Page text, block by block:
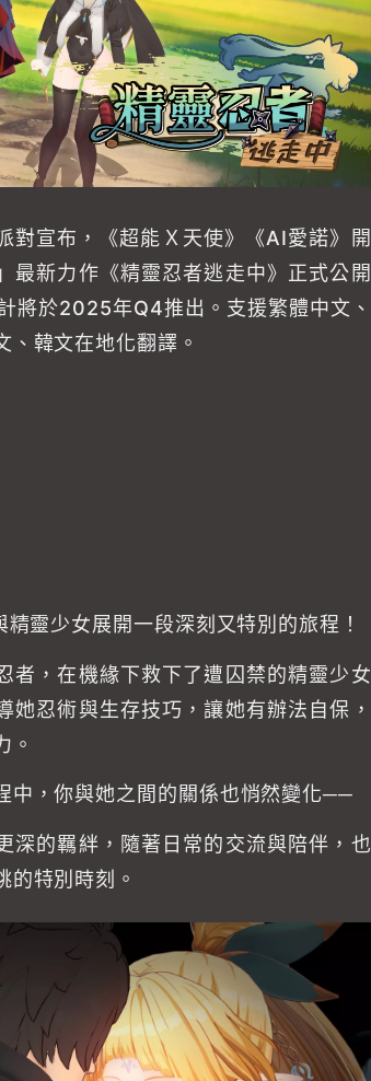
對宣布，《超能Ｘ天使》《AI愛諾》開
最新力作《精靈忍者逃走中》正式公開
將於2025年Q4推出。支援繁體中文、
、韓文在地化翻譯。
靈少女展開一段深刻又特別的旅程！
者，在機緣下救下了遭囚禁的精靈少女
她忍術與生存技巧，讓她有辦法自保，
。
中，你與她之間的關係也悄然變化──
深的羈絆，隨著日常的交流與陪伴，也
的特別時刻。